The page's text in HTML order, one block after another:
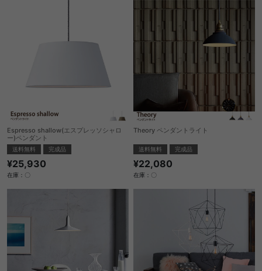
Espresso shallow(エスプレッソシャロ
ー)ペンダント
送料無料 完成品
¥25,930
在庫：〇
Theory ペンダントライト
送料無料 完成品
¥22,080
在庫：〇